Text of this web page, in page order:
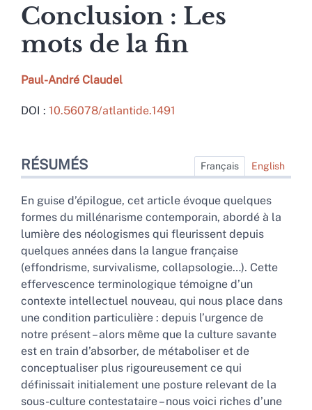
Conclusion : Les
mots de la fin
Paul-André Claudel
DOI : 10.56078/atlantide.1491
Index
Texte intégral
Notes
Citer cet article
Auteur
RÉSUMÉS Français English
En guise d’épilogue, cet article évoque quelques
formes du millénarisme contemporain, abordé à la
lumière des néologismes qui fleurissent depuis
quelques années dans la langue française
(effondrisme, survivalisme, collapsologie…). Cette
effervescence terminologique témoigne d’un
contexte intellectuel nouveau, qui nous place dans
une condition particulière : depuis l’urgence de
notre présent – alors même que la culture savante
est en train d’absorber, de métaboliser et de
conceptualiser plus rigoureusement ce qui
définissait initialement une posture relevant de la
sous-culture contestataire – nous voici riches d’une